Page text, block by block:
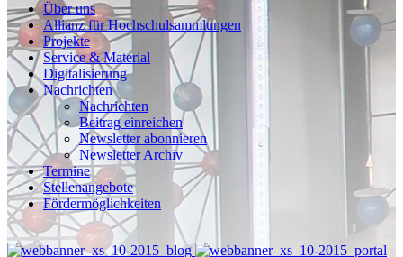
Über uns
Allianz für Hochschulsammlungen
Projekte
Service & Material
Digitalisierung
Nachrichten
Nachrichten
Beitrag einreichen
Newsletter abonnieren
Newsletter Archiv
Termine
Stellenangebote
Fördermöglichkeiten